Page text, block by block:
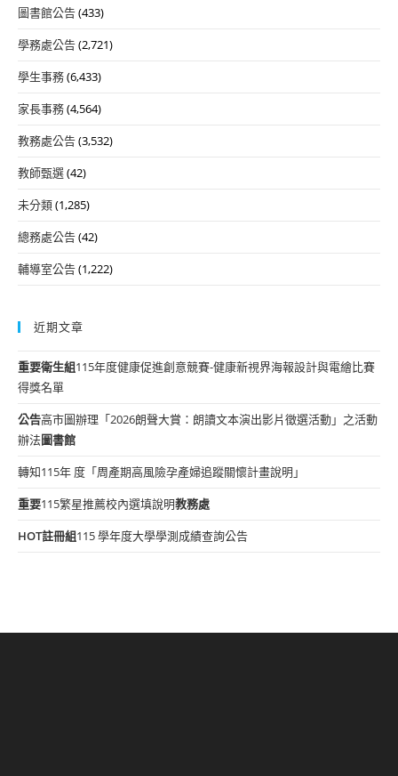
圖書館公告(433)
學務處公告(2,721)
學生事務(6,433)
家長事務(4,564)
教務處公告(3,532)
教師甄選(42)
未分類(1,285)
總務處公告(42)
輔導室公告(1,222)
近期文章
重要衛生組115年度健康促進創意競賽-健康新視界海報設計與電繪比賽
得獎名單
公告高市圖辦理「2026朗聲大賞：朗讀文本演出影片徵選活動」之活動
辦法圖書館
轉知115年 度「周產期高風險孕產婦追蹤關懷計畫說明」
重要115繁星推薦校內選填說明教務處
HOT註冊組115 學年度大學學測成績查詢公告